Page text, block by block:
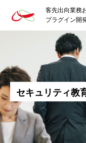
客先出向業務
プラグイン開
kintone®+基幹シス
kintone®+基幹システム
kintone®向けプラグイ
セキュ リ ティ教